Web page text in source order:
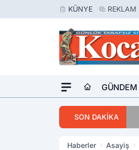
KÜNYE REKLAM
GÜNDEM
SON DAKİKA
Haberler Asayiş